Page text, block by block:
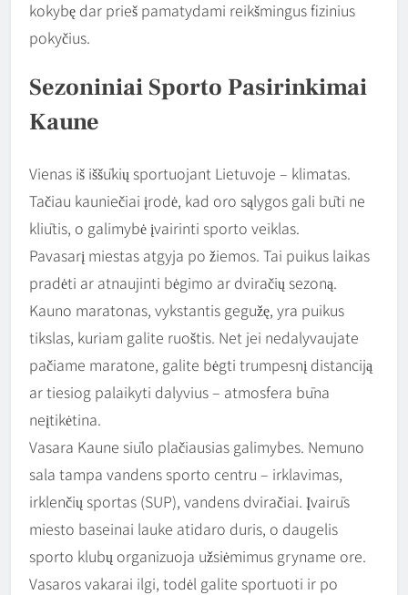
kokybę dar prieš pamatydami reikšmingus fizinius
pokyčius.
Sezoniniai Sporto Pasirinkimai
Kaune
Vienas iš iššūkių sportuojant Lietuvoje – klimatas.
Tačiau kauniečiai įrodė, kad oro sąlygos gali būti ne
kliūtis, o galimybė įvairinti sporto veiklas.
Pavasarį miestas atgyja po žiemos. Tai puikus laikas
pradėti ar atnaujinti bėgimo ar dviračių sezoną.
Kauno maratonas, vykstantis gegužę, yra puikus
tikslas, kuriam galite ruoštis. Net jei nedalyvaujate
pačiame maratone, galite bėgti trumpesnį distanciją
ar tiesiog palaikyti dalyvius – atmosfera būna
neįtikėtina.
Vasara Kaune siūlo plačiausias galimybes. Nemuno
sala tampa vandens sporto centru – irklavimas,
irklenčių sportas (SUP), vandens dviračiai. Įvairūs
miesto baseinai lauke atidaro duris, o daugelis
sporto klubų organizuoja užsiėmimus gryname ore.
Vasaros vakarai ilgi, todėl galite sportuoti ir po